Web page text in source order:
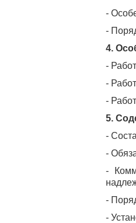
-
-
4.
-
-
-
5.
-
-
-
-
-